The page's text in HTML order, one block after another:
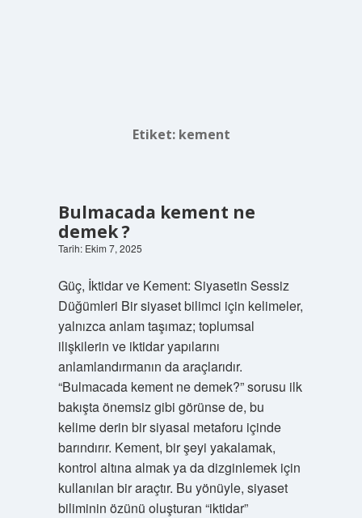
Etiket: kement
Bulmacada kement ne
demek ?
Tarih: Ekim 7, 2025
Güç, İktidar ve Kement: Siyasetin Sessiz
Düğümleri Bir siyaset bilimci için kelimeler,
yalnızca anlam taşımaz; toplumsal
ilişkilerin ve iktidar yapılarını
anlamlandırmanın da araçlarıdır.
“Bulmacada kement ne demek?” sorusu ilk
bakışta önemsiz gibi görünse de, bu
kelime derin bir siyasal metaforu içinde
barındırır. Kement, bir şeyi yakalamak,
kontrol altına almak ya da dizginlemek için
kullanılan bir araçtır. Bu yönüyle, siyaset
biliminin özünü oluşturan “iktidar”